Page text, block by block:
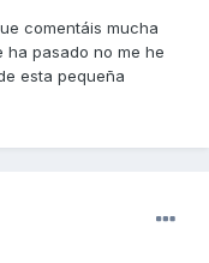
comentáis mucha
pasado no me he
esta pequeña